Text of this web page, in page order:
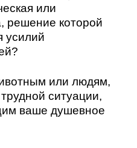
или
решение которой
усилий
или людям,
ситуации,
ваше душевное